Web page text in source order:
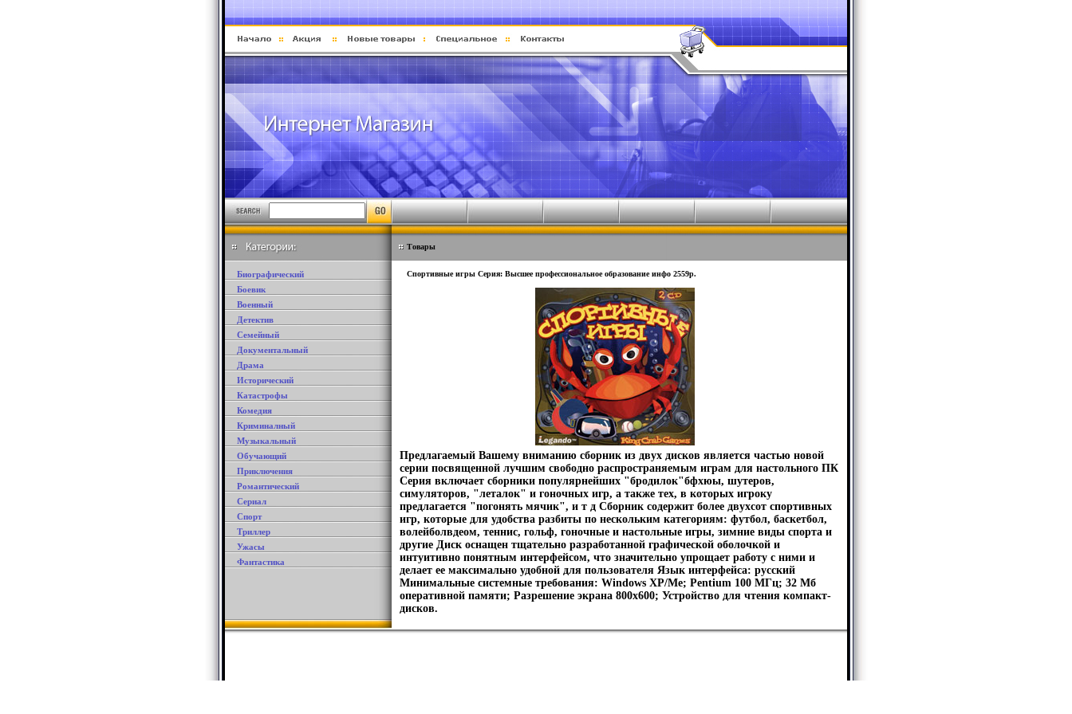
Биографический
Боевик
Военный
Детектив
Семейный
Документальный
Драма
Исторический
Катастрофы
Комедия
Криминалный
Музыкальный
Обучающий
Приключения
Романтический
Сериал
Спорт
Триллер
Ужасы
Фантастика
Товары
Спортивные игры Серия: Высшее профессиональное образование инфо 2559p.
Предлагаемый Вашему вниманию сборник из двух дисков является частью новой
серии посвященной лучшим свободно распространяемым играм для настольного ПК
Серия включает сборники популярнейших "бродилок"бфхюы, шутеров,
симуляторов, "леталок" и гоночных игр, а также тех, в которых игроку
предлагается "погонять мячик", и т д Сборник содержит более двухсот спортивных
игр, которые для удобства разбиты по нескольким категориям: футбол, баскетбол,
волейболвдеом, теннис, гольф, гоночные и настольные игры, зимние виды спорта и
другие Диск оснащен тщательно разработанной графической оболочкой и
интуитивно понятным интерфейсом, что значительно упрощает работу с ними и
делает ее максимально удобной для пользователя Язык интерфейса: русский
Минимальные системные требования: Windows XP/Me; Pentium 100 МГц; 32 Мб
оперативной памяти; Разрешение экрана 800x600; Устройство для чтения компакт-
дисков.